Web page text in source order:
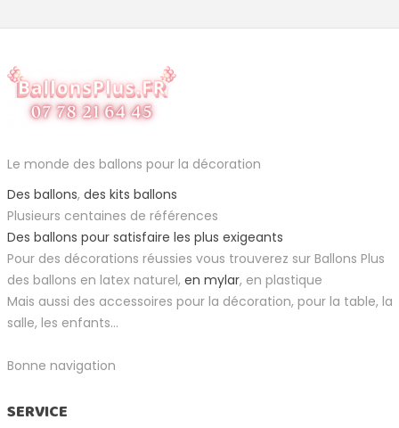
Le monde des ballons pour la décoration
Des ballons, des kits ballons
Plusieurs centaines de références
Des ballons pour satisfaire les plus exigeants
Pour des décorations réussies vous trouverez sur Ballons Plus
des ballons en latex naturel, en mylar, en plastique
Mais aussi des accessoires pour la décoration, pour la table, la
salle, les enfants...
Bonne navigation
SERVICE